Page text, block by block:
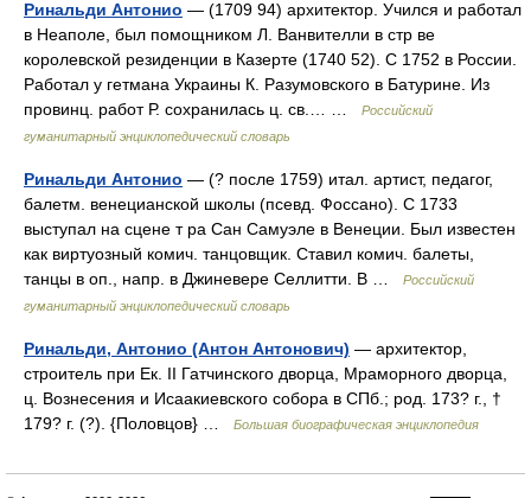
Ринальди Антонио — (1709 94) архитектор. Учился и работал
в Неаполе, был помощником Л. Ванвителли в стр ве
королевской резиденции в Казерте (1740 52). С 1752 в России.
Работал у гетмана Украины К. Разумовского в Батурине. Из
провинц. работ Р. сохранилась ц. св.… …
Российский
гуманитарный энциклопедический словарь
Ринальди Антонио — (? после 1759) итал. артист, педагог,
балетм. венецианской школы (псевд. Фоссано). С 1733
выступал на сцене т ра Сан Самуэле в Венеции. Был известен
как виртуозный комич. танцовщик. Ставил комич. балеты,
танцы в оп., напр. в Джиневере Селлитти. В …
Российский
гуманитарный энциклопедический словарь
Ринальди, Антонио (Антон Антонович) — архитектор,
строитель при Ек. II Гатчинского дворца, Мраморного дворца,
ц. Вознесения и Исаакиевского собора в СПб.; род. 173? г., †
179? г. (?). {Половцов} …
Большая биографическая энциклопедия